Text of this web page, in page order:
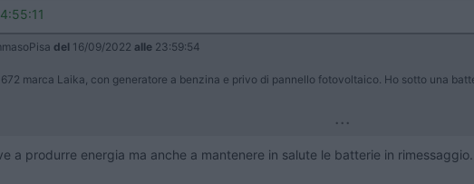
del 16/09/2022 alle 23:59:54
marca Laika, con generatore a benzina e privo di pannello fotovoltaico. Ho sotto una
...
a produrre energia ma anche a mantenere in salute le batterie in rimessaggio.